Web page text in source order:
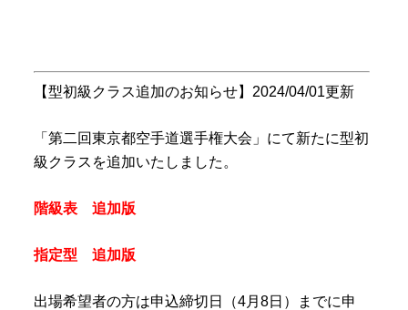
【型初級クラス追加のお知らせ】2024/04/01更新
「第二回東京都空手道選手権大会」にて新たに型初
級クラスを追加いたしました。
階級表 追加版
指定型 追加版
出場希望者の方は申込締切日（4月8日）までに申